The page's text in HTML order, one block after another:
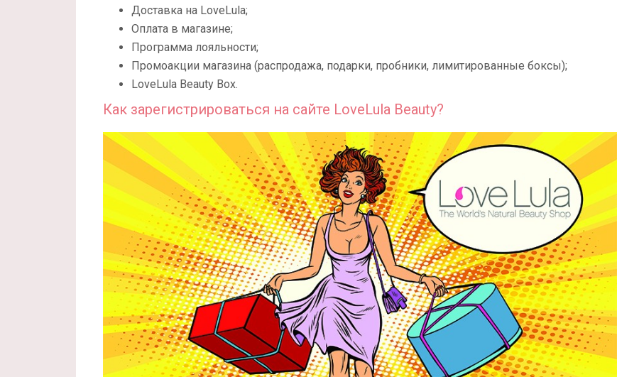
Доставка на LoveLula;
Оплата в магазине;
Программа лояльности;
Промоакции магазина (распродажа, подарки, пробники, лимитированные боксы);
LoveLula Beauty Box.
Как зарегистрироваться на сайте LoveLula Beauty?